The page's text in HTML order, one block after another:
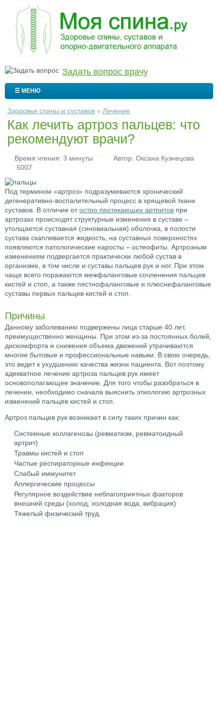
Задать вопрос врачу
☰ МЕНЮ
Здоровье спины и суставов » Лечение
Как лечить артроз пальцев: что
рекомендуют врачи?
Время чтения: 3 минуты Автор: Оксана Кузнецова
5007
Под термином «артроз» подразумевается хронический
дегенеративно-воспалительный процесс в хрящевой ткани
суставов. В отличие отостро протекающих артритов при
артрозах происходят структурные изменения в суставе –
утолщается суставная (синовиальная) оболочка, в полости
сустава скапливается жидкость, на суставных поверхностях
появляются патологические наросты – остеофиты. Артрозным
изменениям подвергается практически любой сустав в
организме, в том числе и суставы пальцев рук и ног. При этом
чаще всего поражаются межфаланговые сочленения пальцев
кистей и стоп, а также пястнофаланговые и плюснефаланговые
суставы первых пальцев кистей и стоп.
Причины
Данному заболеванию подвержены лица старше 40 лет,
преимущественно женщины. При этом из-за постоянных болей,
дискомфорта и снижения объема движений утрачиваются
многие бытовые и профессиональные навыки. В свою очередь,
это ведет к ухудшению качества жизни пациента. Вот поэтому
адекватное лечение артроза пальцев рук имеет
основополагающее значение. Для того чтобы разобраться в
лечении, необходимо сначала выяснить этиологию артрозных
изменений пальцев кистей и стоп.
Артроз пальцев рук возникает в силу таких причин как:
Системные коллагенозы (ревматизм, ревматоидный
артрит)
Травмы кистей и стоп
Частые респираторные инфекции
Слабый иммунитет
Аллергические процессы
Регулярное воздействие неблагоприятных факторов
внешней среды (холод, холодная вода, вибрация)
Тяжелый физический труд.